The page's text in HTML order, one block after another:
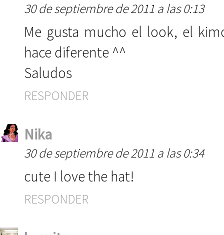
30 de septiembre de 2011 a las 0:13
Me gusta mucho el look, el
hace diferente ^^
Saludos
RESPONDER
Nika
30 de septiembre de 2011 a las 0:34
cute I love the hat!
RESPONDER